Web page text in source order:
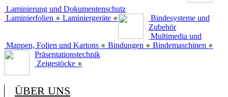
Laminierung und Dokumentenschutz
Laminierfolien ● Laminiergeräte ●
Bindesysteme und
Zubehör
Mappen, Folien und Kartons ● Bindungen ● Bindemaschinen ●
Multimedia und
Präsentationstechnik
Zeigestöcke ●
ÜBER UNS